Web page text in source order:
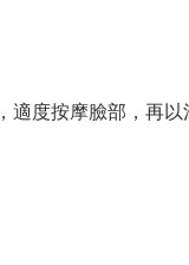
適度按摩臉部，再以